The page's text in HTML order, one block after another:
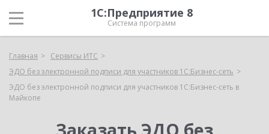
1С:Предприятие 8
Система программ
Главная
Сервисы ИТС
ЭДО без электронной подписи для участников 1С:Бизнес-сеть
ЭДО без электронной подписи для участников 1С:Бизнес-сеть в
Майкопе